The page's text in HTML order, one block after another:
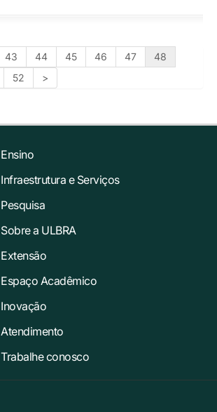
43 44 45 46 47
48
52 >
Ensino
Infraestrutura e Serviços
Pesquisa
Sobre a ULBRA
Extensão
Espaço Acadêmico
Inovação
Atendimento
Trabalhe conosco